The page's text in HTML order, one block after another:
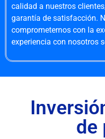
calidad a nuestros
garantía de satisfacción.
comprometernos con la
experiencia con nosotros
de